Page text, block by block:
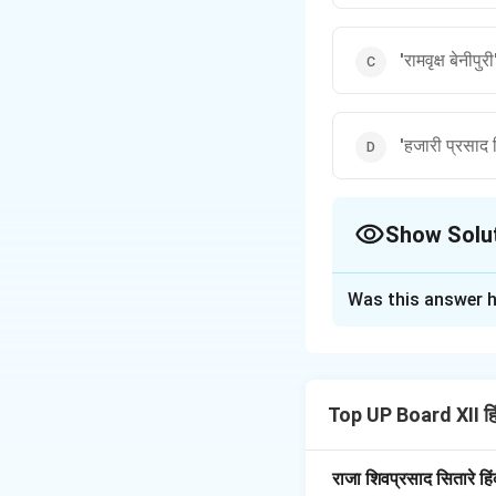
'रामवृक्ष बेनीपुरी'
'हजारी प्रसाद
Show
Download
Was this answer
Top UP Board XII
राजा शिवप्रसाद सितारे